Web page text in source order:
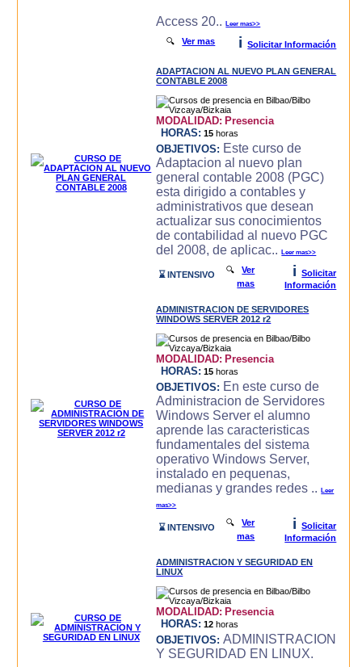
Access 20..Leer mas>>
🔍Ver mas i Solicitar Información
ADAPTACION AL NUEVO PLAN GENERAL
CONTABLE 2008
MODALIDAD: Presencia
HORAS: 15 horas
OBJETIVOS: Este curso de
Adaptacion al nuevo plan
general contable 2008 (PGC)
esta dirigido a contables y
administrativos que desean
actualizar sus conocimientos
de contabilidad al nuevo PGC
del 2008, de aplicac..Leer mas>>
⌛ INTENSIVO 🔍Ver
mas
i
Solicitar
Información
ADMINISTRACION DE SERVIDORES
WINDOWS SERVER 2012 r2
MODALIDAD: Presencia
HORAS: 15 horas
OBJETIVOS: En este curso de
Administracion de Servidores
Windows Server el alumno
aprende las caracteri­sticas
fundamentales del sistema
operativo Windows Server,
instalado en pequenas,
medianas y grandes redes ..Leer
mas>>
⌛ INTENSIVO 🔍Ver
mas
i
Solicitar
Información
ADMINISTRACION Y SEGURIDAD EN
LINUX
MODALIDAD: Presencia
HORAS: 12 horas
OBJETIVOS: ADMINISTRACION
Y SEGURIDAD EN LINUX.